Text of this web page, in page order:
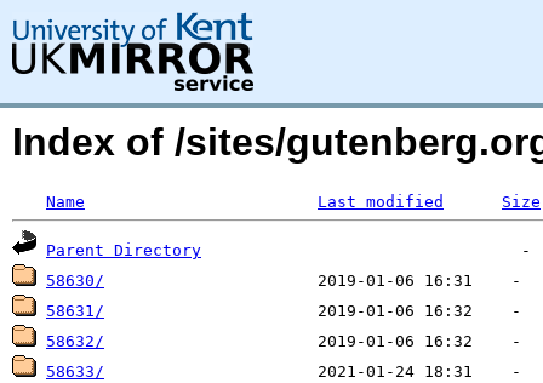
Index of /sites/
Name Last modified Size
Parent Directory
58630/
58631/
58632/
58633/